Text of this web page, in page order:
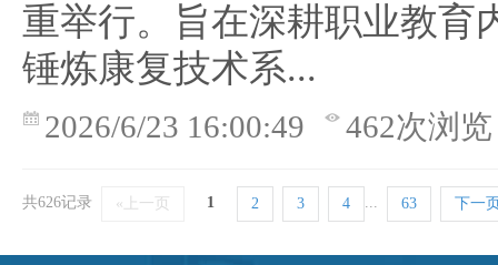
重举行。旨在深耕职业教育
锤炼康复技术系...
2026/6/23 16:00:49 462次浏览
共626记录 «上一页 1 2 3 4 ... 63 下一